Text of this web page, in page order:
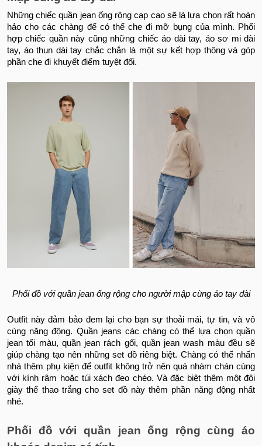
Những chiếc quần jean ống rộng cạp cao sẽ là lựa chọn rất hoàn
hảo cho các chàng để có thể che đi mỡ bụng của mình. Phối
hợp chiếc quần này cũng những chiếc áo dài tay, áo sơ mi dài
tay, áo thun dài tay chắc chắn là một sự kết hợp thông và góp
phần che đi khuyết điểm tuyệt đối.
Phối đồ với quần jean ống rộng cho người mập cùng áo tay dài
Outfit này đảm bảo đem lại cho bạn sự thoải mái, tự tin, và vô
cùng năng động. Quần jeans các chàng có thể lựa chọn quần
jean tối màu, quần jean rách gối, quần jean wash màu đều sẽ
giúp chàng tạo nên những set đồ riêng biệt. Chàng có thể nhấn
nhá thêm phụ kiện để outfit không trở nên quá nhàm chán cùng
với kính râm hoặc túi xách đeo chéo. Và đặc biệt thêm một đôi
giày thể thao trắng cho set đồ này thêm phần năng động nhất
nhé.
Phối đồ với quần jean ống rộng cùng áo